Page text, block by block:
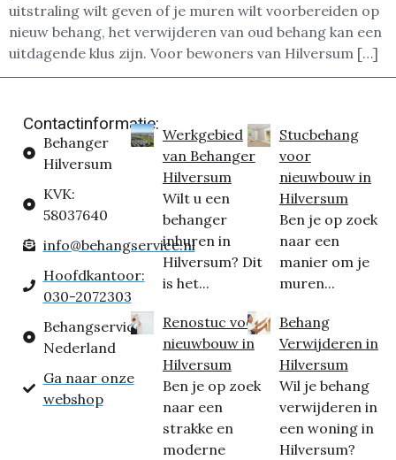
uitstraling wilt geven of je muren wilt voorbereiden op
nieuw behang, het verwijderen van oud behang kan een
uitdagende klus zijn. Voor bewoners van Hilversum […]
Contactinformatie:
Behanger
Hilversum
KVK:
58037640
info@behangservice.nl
Hoofdkantoor:
030-2072303
Behangservice
Nederland
Ga naar onze
webshop
Werkgebied
van Behanger
Hilversum
Wilt u een
behanger
inhuren in
Hilversum? Dit
is het...
Renostuc voor
nieuwbouw in
Hilversum
Ben je op zoek
naar een
strakke en
moderne
Stucbehang
voor
nieuwbouw in
Hilversum
Ben je op zoek
naar een
manier om je
muren...
Behang
Verwijderen in
Hilversum
Wil je behang
verwijderen in
een woning in
Hilversum?